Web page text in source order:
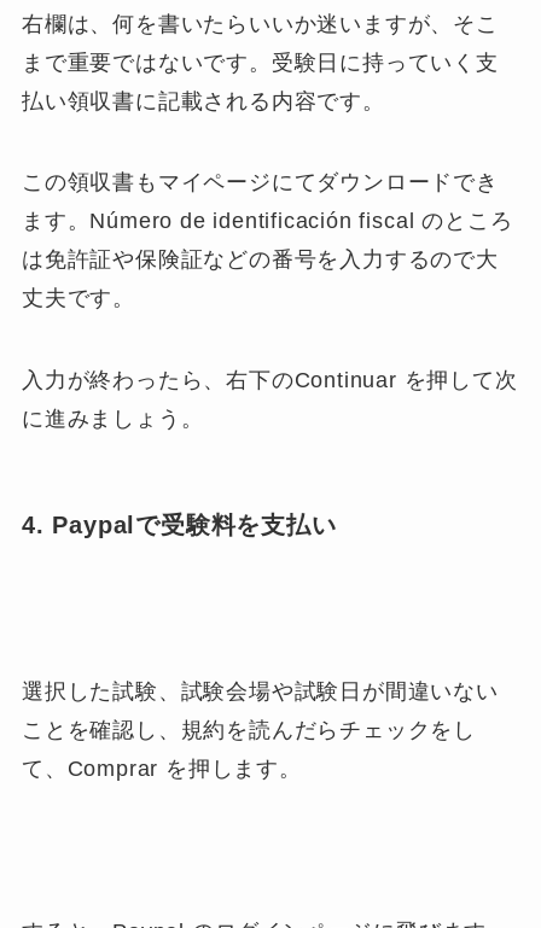
右欄は、何を書いたらいいか迷いますが、そこ
まで重要ではないです。 受験日に持っていく支
払い領収書に記載される内容です。
この領収書もマイページにてダウンロードでき
ます。Número de identificación fiscal のところ
は免許証や保険証などの番号を入力するので大
丈夫です。
入力が終わったら、右下のContinuar を押して次
に進みましょう。
4. Paypalで受験料を支払い
選択した試験、試験会場や試験日が間違いない
ことを確認し、規約を読んだらチェックをし
て、Comprar を押します。